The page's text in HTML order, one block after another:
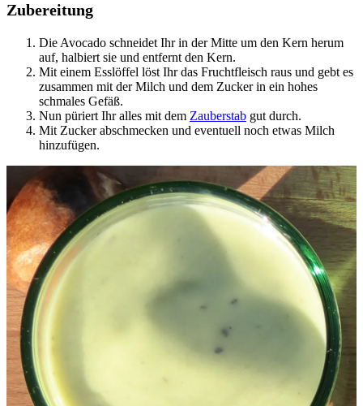
Zubereitung
Die Avocado schneidet Ihr in der Mitte um den Kern herum
auf, halbiert sie und entfernt den Kern.
Mit einem Esslöffel löst Ihr das Fruchtfleisch raus und gebt es
zusammen mit der Milch und dem Zucker in ein hohes
schmales Gefäß.
Nun püriert Ihr alles mit dem Zauberstab gut durch.
Mit Zucker abschmecken und eventuell noch etwas Milch
hinzufügen.